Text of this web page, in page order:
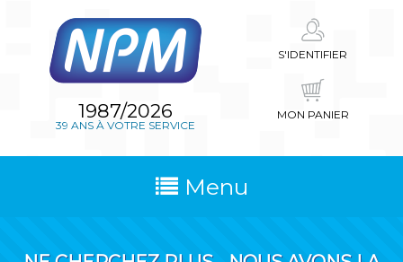
1987/2026
39 ANS À VOTRE SERVICE
S'IDENTIFIER
MON PANIER
Menu